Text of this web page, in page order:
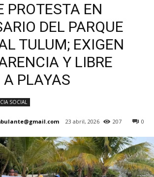
PROTESTA EN
DEL PARQUE
TULUM; EXIGEN
Y LIBRE
PLAYAS
SOCIAL
23 abril, 2026 0
207